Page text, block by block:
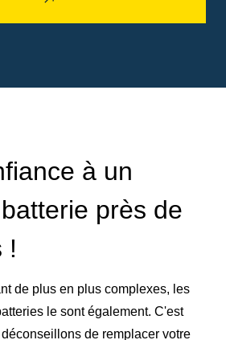
à un
près de
!
de plus en plus complexes, les
le sont également. C'est
de remplacer votre